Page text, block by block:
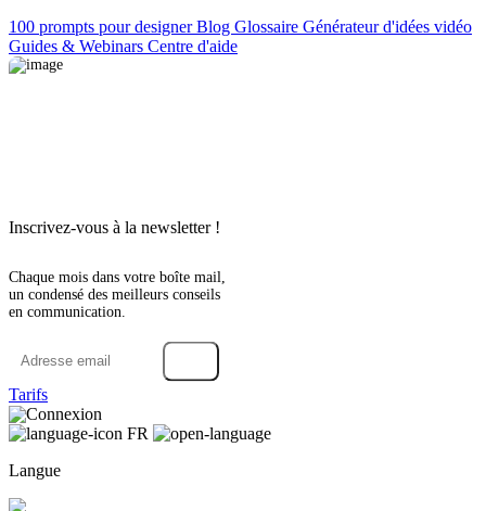
100 prompts pour designerBlog Glossaire Générateur d'idées vidéo
Guides & Webinars Centre d'aide
Inscrivez-vous à la newsletter !
Chaque mois dans votre boîte mail,
un condensé des meilleurs conseils
en communication.
Tarifs
Connexion
FR
Langue